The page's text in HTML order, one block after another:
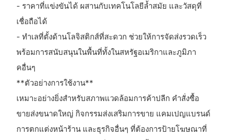
- ราคาที่แข่งขันได้ ผสานกับเทคโนโลยีล้ำสมัย และวัสดุที่
เชื่อถือได้
- ทำเลที่ตั้งด้านโลจิสติกส์ที่สะดวก ช่วยให้การจัดส่งรวดเร็ว
พร้อมการสนับสนุนในพื้นที่ทั้งในสหรัฐอเมริกาและภูมิภา
คอื่นๆ
**ตัวอย่างการใช้งาน**
เหมาะอย่างยิ่งสำหรับสภาพแวดล้อมการค้าปลีก คำสั่งซื้อ
ขายส่งขนาดใหญ่ กิจกรรมส่งเสริมการขาย แคมเปญแบรนด์
การตกแต่งหน้าร้าน และธุรกิจอื่นๆ ที่ต้องการป้ายโฆษณาที่